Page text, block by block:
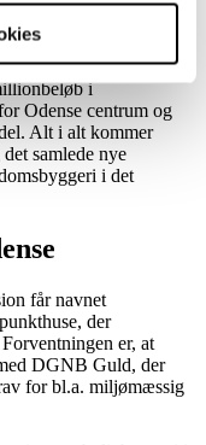
byområde,
i
Odense centrum og
Alt i alt kommer
samlede nye
i det
får navnet
der
er, at
DGNB Guld, der
for bl.a. miljømæssig